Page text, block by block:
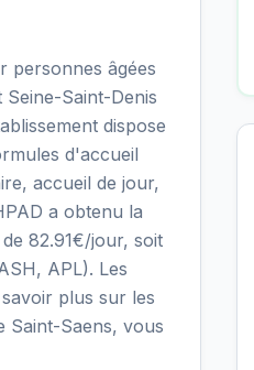
personnes âgées
Saint-Denis
dispose
d'accueil
accueil de jour,
a obtenu la
82.91€/jour, soit
APL). Les
plus sur les
Saint-Saens, vous